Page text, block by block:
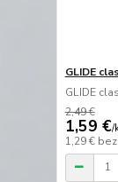
GLIDE
GLIDE
2,49 €
1,59 €/
1,29 €